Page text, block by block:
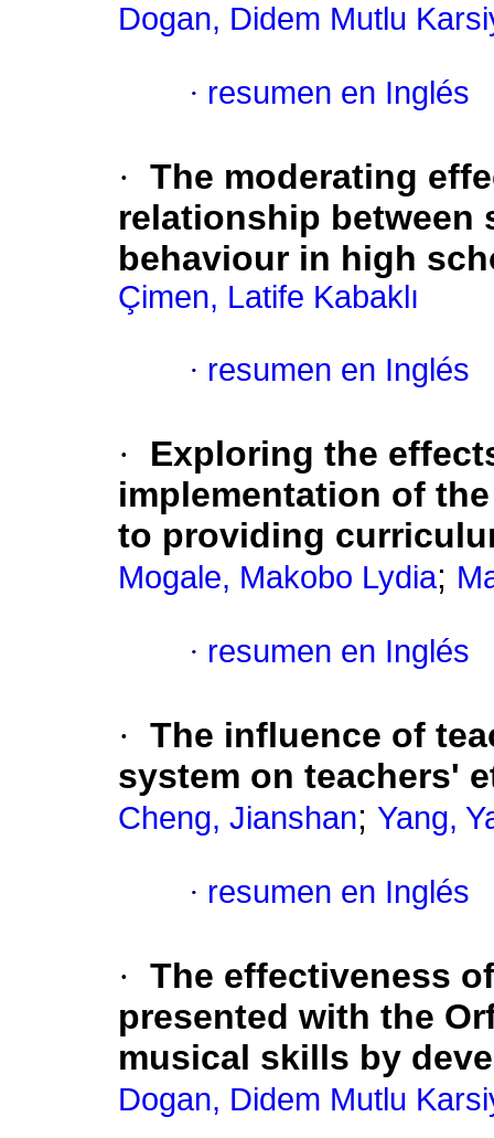
Dogan, Didem Mutlu
· resumen en Inglés
· The moderating
relationship between
behaviour in high
Çimen, Latife Kabaklı
· resumen en Inglés
·
Exploring the
implementation of
to providing
Mogale, Makobo Lydia;
· resumen en Inglés
· The influence of
system on teachers'
Cheng, Jianshan; Yang,
· resumen en Inglés
· The effectiveness
presented with the
musical skills by
Dogan, Didem Mutlu